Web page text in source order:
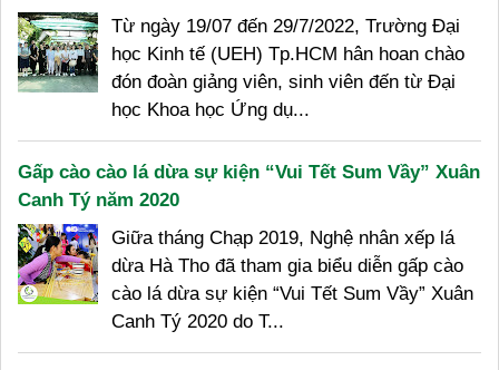
Từ ngày 19/07 đến 29/7/2022, Trường Đại
học Kinh tế (UEH) Tp.HCM hân hoan chào
đón đoàn giảng viên, sinh viên đến từ Đại
học Khoa học Ứng dụ...
Gấp cào cào lá dừa sự kiện “Vui Tết Sum Vầy” Xuân
Canh Tý năm 2020
Giữa tháng Chạp 2019, Nghệ nhân xếp lá
dừa Hà Tho đã tham gia biểu diễn gấp cào
cào lá dừa sự kiện “Vui Tết Sum Vầy” Xuân
Canh Tý 2020 do T...